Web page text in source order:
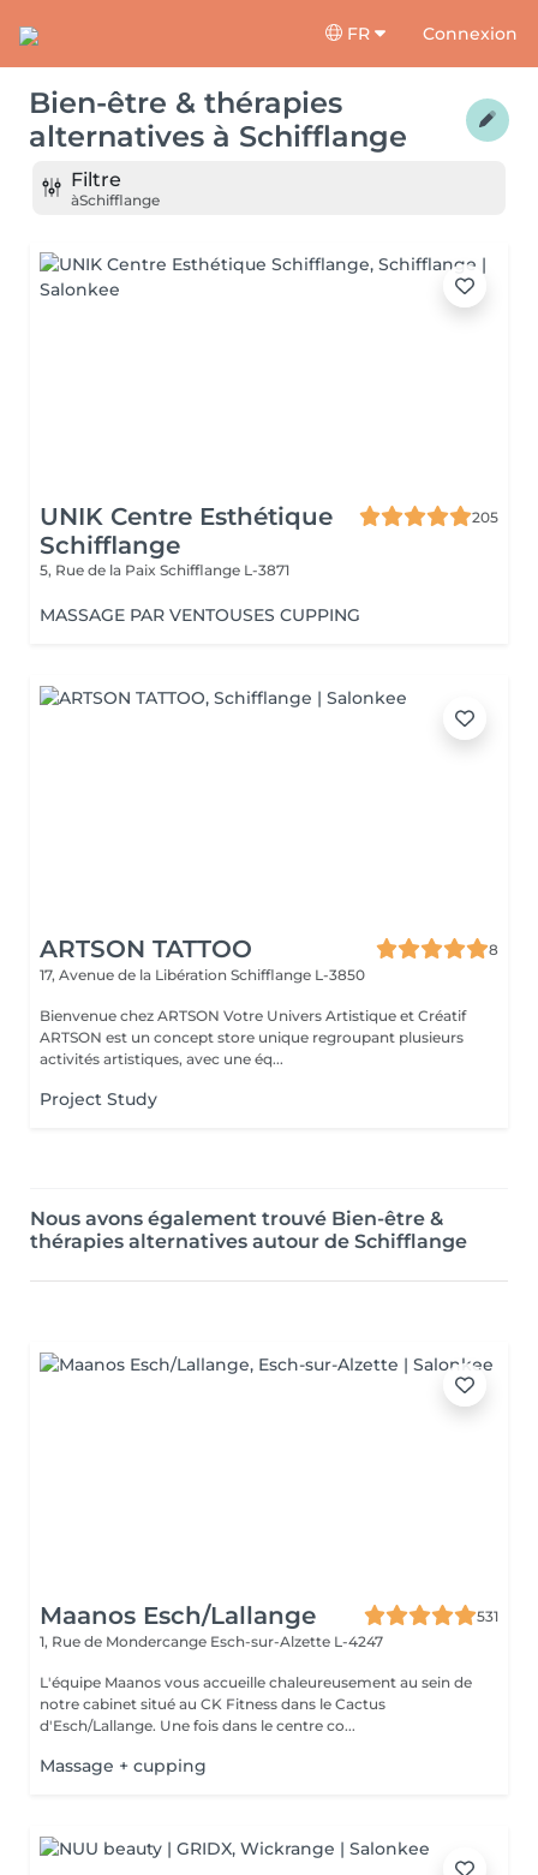
FR Connexion
Bien-être & thérapies
alternatives à Schifflange
Filtre
àSchifflange
UNIK Centre Esthétique
Schifflange
205
5, Rue de la Paix Schifflange L-3871
MASSAGE PAR VENTOUSES CUPPING
ARTSON TATTOO
8
17, Avenue de la Libération Schifflange L-3850
Bienvenue chez ARTSON Votre Univers Artistique et Créatif
ARTSON est un concept store unique regroupant plusieurs
activités artistiques, avec une éq...
Project Study
Nous avons également trouvé Bien-être &
thérapies alternatives autour de Schifflange
Maanos Esch/Lallange
531
1, Rue de Mondercange Esch-sur-Alzette L-4247
L'équipe Maanos vous accueille chaleureusement au sein de
notre cabinet situé au CK Fitness dans le Cactus
d'Esch/Lallange. Une fois dans le centre co...
Massage + cupping